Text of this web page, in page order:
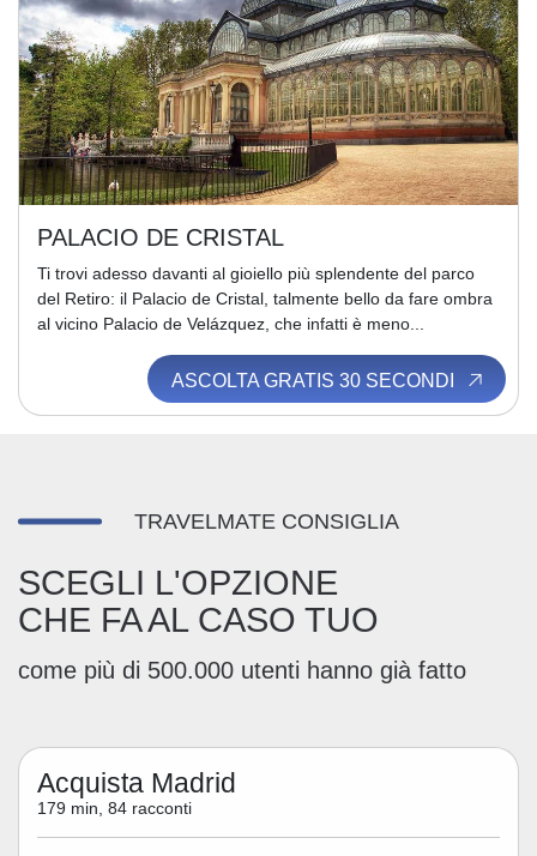
PALACIO DE CRISTAL
Ti trovi adesso davanti al gioiello più splendente del parco
del Retiro: il Palacio de Cristal, talmente bello da fare ombra
al vicino Palacio de Velázquez, che infatti è meno...
ASCOLTA GRATIS 30 SECONDI
TRAVELMATE CONSIGLIA
SCEGLI L'OPZIONE
CHE FA AL CASO TUO
come più di 500.000 utenti hanno già fatto
Acquista Madrid
179 min, 84 racconti